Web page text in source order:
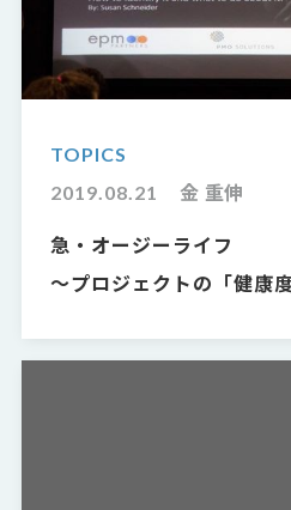
TOPICS
2019.08.21
金 重伸
急・オージーライフ
〜プロジェクトの「健康